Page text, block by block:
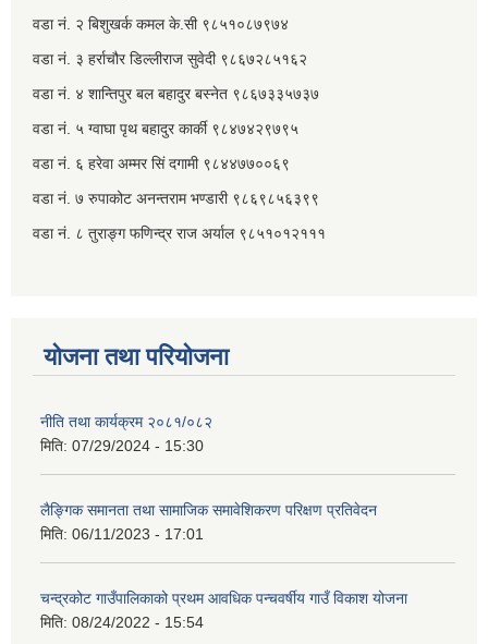
वडा नं. २ ‌‍बिशुखर्क कमल के.सी ९८५१०८७९७४
वडा नं. ३ हर्राचौर डिल्लीराज सुवेदी ९८६७२८५१६२
वडा नं. ४ शान्तिपुर बल बहादुर बस्नेत​ ९८६७३३५७३७
वडा नं. ५ ग्वाघा पृथ बहादुर कार्की ९८४७४२९७९५
वडा नं. ६ हरेवा अम्मर सिं दगामी​ ९८४४७७००६९
वडा नं. ७ ‌‍रुपाकोट अनन्तराम भण्डारी ९८६९८५६३९९
वडा नं. ८ तुराङ्ग फणिन्द्र राज अर्याल ९८५१०१२१११
योजना तथा परियोजना
नीति तथा कार्यक्रम २०८१/०८२
मिति: 07/29/2024 - 15:30
लैङ्गिक समानता तथा सामाजिक समावेशिकरण परिक्षण प्रतिवेदन
मिति: 06/11/2023 - 17:01
चन्द्रकोट गाउँपालिकाको प्रथम आवधिक पन्चवर्षीय गाउँ विकाश योजना
मिति: 08/24/2022 - 15:54